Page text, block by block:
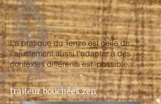
La pratique du Tenzo est celle de
l'ajustement aussi l'adapter à des
contextes différents est possible. .
traiteur bouchées zen